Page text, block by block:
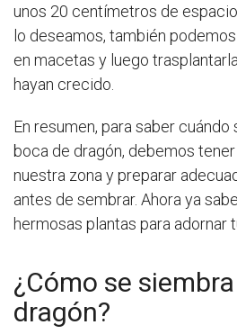
unos 20 centímetros de
lo deseamos, también
en macetas y luego
hayan crecido.
En resumen, para saber
boca de dragón, debemos
nuestra zona y preparar
antes de sembrar. Ahora ya
hermosas plantas para adornar
¿Cómo se
dragón?